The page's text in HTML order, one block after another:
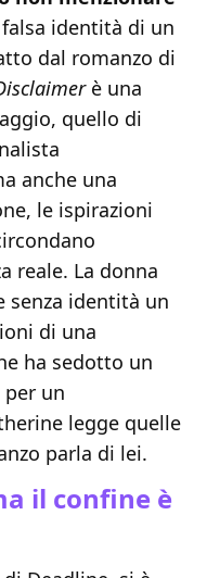
identità di un
dal romanzo di
è una
quello di
anche una
le ispirazioni
reale. La donna
identità un
di una
ha sedotto un
un
legge quelle
parla di lei.
il confine è